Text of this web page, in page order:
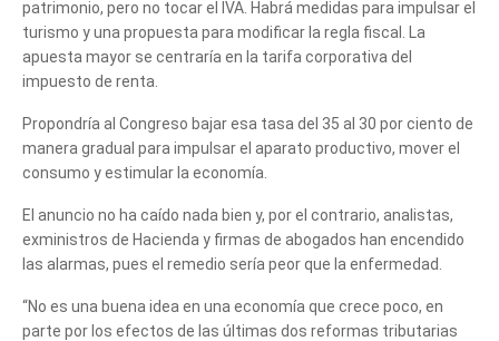
patrimonio, pero no tocar el IVA. Habrá medidas para impulsar el
turismo y una propuesta para modificar la regla fiscal. La
apuesta mayor se centraría en la tarifa corporativa del
impuesto de renta.
Propondría al Congreso bajar esa tasa del 35 al 30 por ciento de
manera gradual para impulsar el aparato productivo, mover el
consumo y estimular la economía.
El anuncio no ha caído nada bien y, por el contrario, analistas,
exministros de Hacienda y firmas de abogados han encendido
las alarmas, pues el remedio sería peor que la enfermedad.
“No es una buena idea en una economía que crece poco, en
parte por los efectos de las últimas dos reformas tributarias